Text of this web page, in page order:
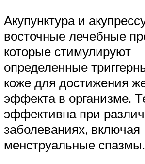
Акупунктура и
восточные лечебные
которые стимулируют
определенные
коже для достижения
эффекта в организме.
эффективна при
заболеваниях, включая
менструальные спазмы.